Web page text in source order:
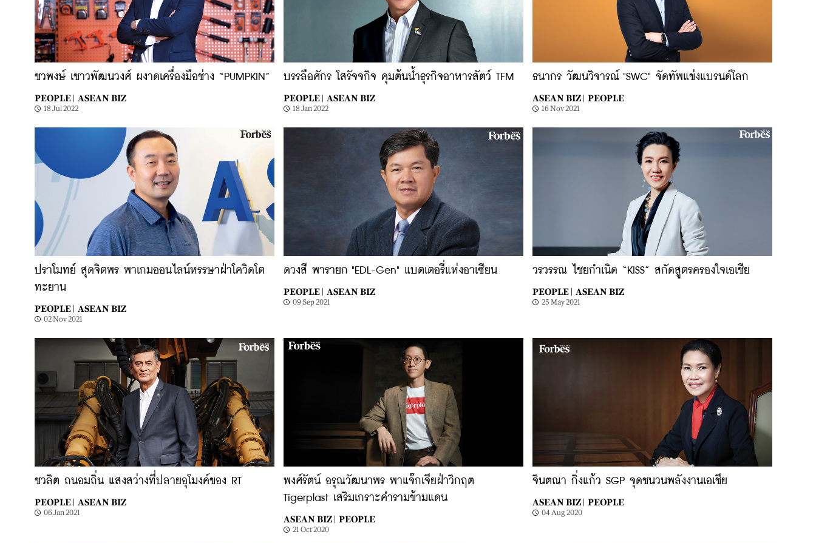
ชวพงษ์ เชาวพัฒนวงศ์ ผงาดเครื่องมือช่าง “PUMPKIN”
PEOPLE | ASEAN BIZ
18 Jul 2022
บรรลือศักร โสรัจจกิจ คุมต้นน้ำธุรกิจอาหารสัตว์ TFM
PEOPLE | ASEAN BIZ
18 Jan 2022
ธนากร วัฒนวิจารณ์ "SWC" จัดทัพแข่งแบรนด์โลก
ASEAN BIZ | PEOPLE
16 Nov 2021
ปราโมทย์ สุดจิตพร พาเกมออนไลน์หรรษาฝ่าโควิดโต
ทะยาน
PEOPLE | ASEAN BIZ
02 Nov 2021
ดวงสี พารายก "EDL-Gen" แบตเตอรี่แห่งอาเซียน
PEOPLE | ASEAN BIZ
09 Sep 2021
วรวรรณ ไชยกำเนิด “KISS” สกัดสูตรครองใจเอเชีย
PEOPLE | ASEAN BIZ
25 May 2021
ชวลิต ถนอมถิ่น แสงสว่างที่ปลายอุโมงค์ของ RT
PEOPLE | ASEAN BIZ
06 Jan 2021
พงศ์รัตน์ อรุณวัฒนาพร พาแจ๊กเจียฝ่าวิกฤต
Tigerplast เสริมเกราะคำรามข้ามแดน
ASEAN BIZ | PEOPLE
21 Oct 2020
จินตณา กิ่งแก้ว SGP จุดชนวนพลังงานเอเชีย
ASEAN BIZ | PEOPLE
04 Aug 2020